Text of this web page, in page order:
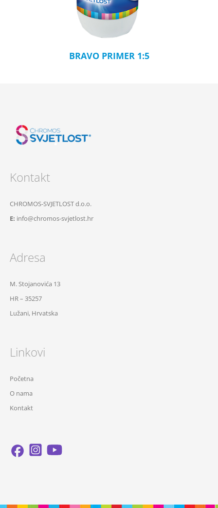
BRAVO PRIMER 1:5
Kontakt
CHROMOS-SVJETLOST d.o.o.
E: info@chromos-svjetlost.hr
Adresa
M. Stojanovića 13
HR – 35257
Lužani, Hrvatska
Linkovi
Početna
O nama
Kontakt